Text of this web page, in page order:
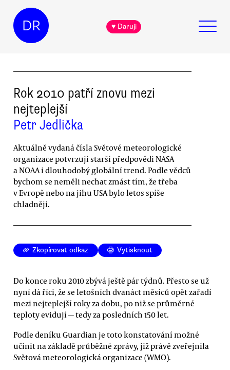
DR ♥ Daruji
Rok 2010 patří znovu mezi
nejteplejší
Petr Jedlička
Aktuálně vydaná čísla Světové meteorologické
organizace potvrzují starší předpovědi NASA
a NOAA i dlouhodobý globální trend. Podle vědců
bychom se neměli nechat zmást tím, že třeba
v Evropě nebo na jihu USA bylo letos spíše
chladněji.
Zkopírovat odkaz Vytisknout
Do konce roku 2010 zbývá ještě pár týdnů. Přesto se už
nyní dá říci, že se letošních dvanáct měsíců opět zařadí
mezi nejteplejší roky za dobu, po niž se průměrné
teploty evidují — tedy za posledních 150 let.
Podle deníku Guardian je toto konstatování možné
učinit na základě průběžné zprávy, již právě zveřejnila
Světová meteorologická organizace (WMO).